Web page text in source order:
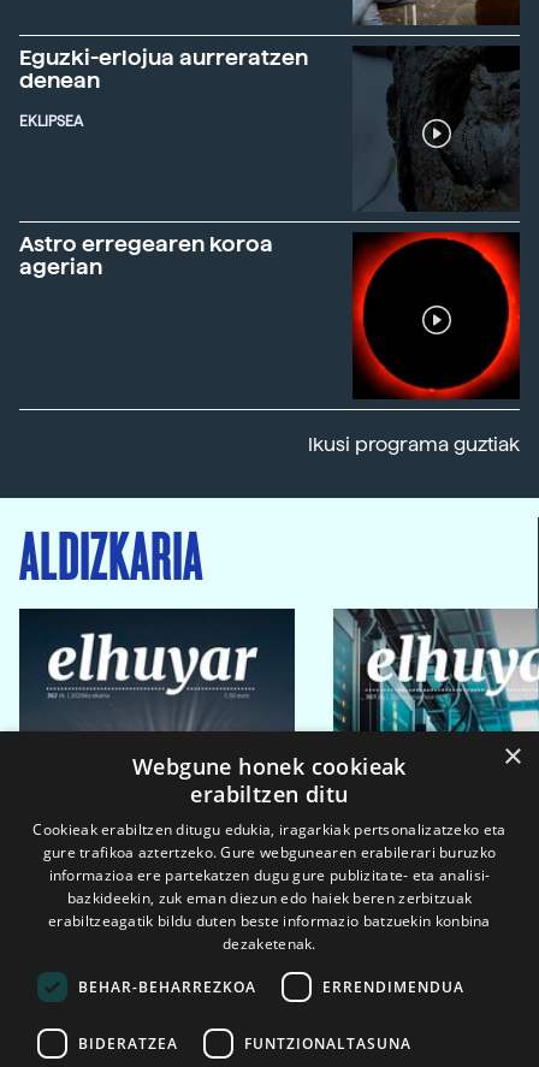
Eguzki-erlojua aurreratzen
denean
EKLIPSEA
Astro erregearen koroa
agerian
Ikusi programa guztiak
ALDIZKARIA
2026ko eka. 1a 2026ko mar. 1a
×
Webgune honek cookieak
erabiltzen ditu
Cookieak erabiltzen ditugu edukia, iragarkiak pertsonalizatzeko eta
gure trafikoa aztertzeko. Gure webgunearen erabilerari buruzko
informazioa ere partekatzen dugu gure publizitate- eta analisi-
bazkideekin, zuk eman diezun edo haiek beren zerbitzuak
erabiltzeagatik bildu duten beste informazio batzuekin konbina
dezaketenak.
BEHAR-BEHARREZKOA ERRENDIMENDUA
BIDERATZEA FUNTZIONALTASUNA